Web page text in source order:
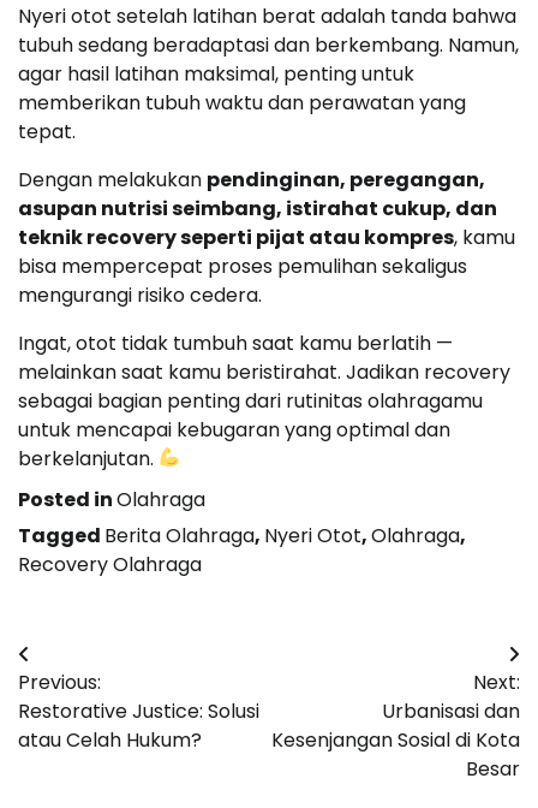
Nyeri otot setelah latihan berat adalah tanda bahwa
tubuh sedang beradaptasi dan berkembang. Namun,
agar hasil latihan maksimal, penting untuk
memberikan tubuh waktu dan perawatan yang
tepat.
Dengan melakukan pendinginan, peregangan,
asupan nutrisi seimbang, istirahat cukup, dan
teknik recovery seperti pijat atau kompres, kamu
bisa mempercepat proses pemulihan sekaligus
mengurangi risiko cedera.
Ingat, otot tidak tumbuh saat kamu berlatih —
melainkan saat kamu beristirahat. Jadikan recovery
sebagai bagian penting dari rutinitas olahragamu
untuk mencapai kebugaran yang optimal dan
berkelanjutan.
Posted inOlahraga
Tagged Berita Olahraga, Nyeri Otot,Olahraga,
Recovery Olahraga
Post
navigation
Previous:
Restorative Justice: Solusi
atau Celah Hukum?
Next:
Urbanisasi dan
Kesenjangan Sosial di Kota
Besar